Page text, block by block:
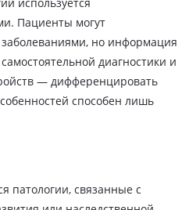
используется
Пациенты могут
но информация
диагностики и
— дифференцировать
способен лишь
патологии, связанные с